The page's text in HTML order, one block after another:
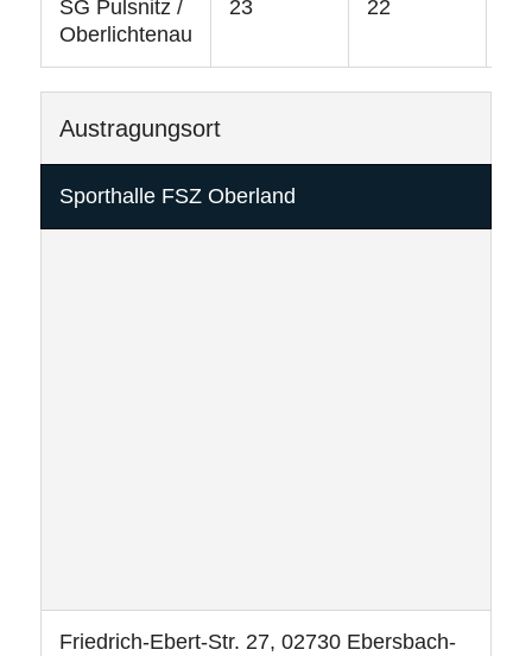
SG Pulsnitz /
Oberlichtenau
23 22
Austragungsort
Sporthalle FSZ Oberland
Friedrich-Ebert-Str. 27, 02730 Ebersbach-